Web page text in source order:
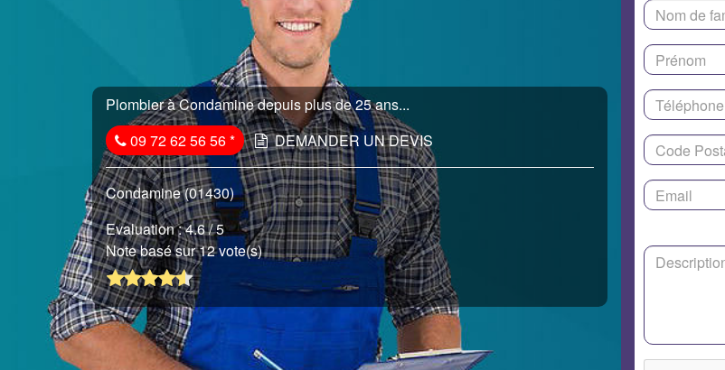
Plombier à Condamine depuis plus de 25 ans...
09 72 62 56 56* DEMANDER UN DEVIS
Condamine (01430)
Evaluation :4.6/ 5
Note basé sur 12 vote(s)